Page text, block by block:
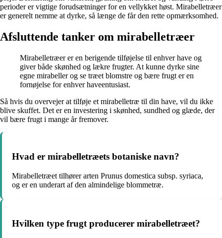
perioder er vigtige forudsætninger for en vellykket høst. Mirabelletræer
er generelt nemme at dyrke, så længe de får den rette opmærksomhed.
Afsluttende tanker om mirabelletræer
Mirabelletræer er en berigende tilføjelse til enhver have og
giver både skønhed og lækre frugter. At kunne dyrke sine
egne mirabeller og se træet blomstre og bære frugt er en
fornøjelse for enhver haveentusiast.
Så hvis du overvejer at tilføje et mirabelletræ til din have, vil du ikke
blive skuffet. Det er en investering i skønhed, sundhed og glæde, der
vil bære frugt i mange år fremover.
Hvad er mirabelletræets botaniske navn?
Mirabelletræet tilhører arten Prunus domestica subsp. syriaca,
og er en underart af den almindelige blommetræ.
Hvilken type frugt producerer mirabelletræet?